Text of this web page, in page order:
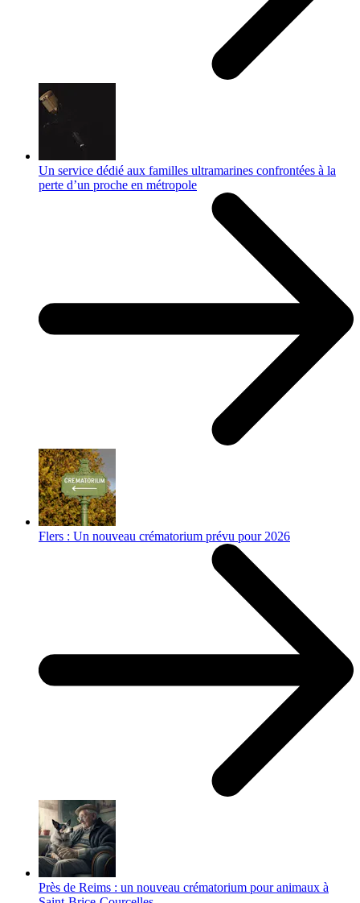
Un service dédié aux familles ultramarines confrontées à la
perte d’un proche en métropole
Flers : Un nouveau crématorium prévu pour 2026
Près de Reims : un nouveau crématorium pour animaux à